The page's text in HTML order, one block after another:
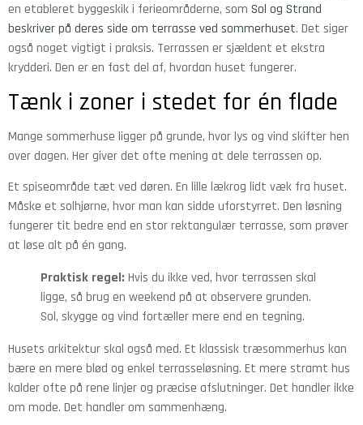
en etableret byggeskik i ferieområderne, som Sol og Strand
beskriver på deres side om terrasse ved sommerhuset. Det siger
også noget vigtigt i praksis. Terrassen er sjældent et ekstra
krydderi. Den er en fast del af, hvordan huset fungerer.
Tænk i zoner i stedet for én flade
Mange sommerhuse ligger på grunde, hvor lys og vind skifter hen
over dagen. Her giver det ofte mening at dele terrassen op.
Et spiseområde tæt ved døren. En lille lækrog lidt væk fra huset.
Måske et solhjørne, hvor man kan sidde uforstyrret. Den løsning
fungerer tit bedre end en stor rektangulær terrasse, som prøver
at løse alt på én gang.
Praktisk regel: Hvis du ikke ved, hvor terrassen skal
ligge, så brug en weekend på at observere grunden.
Sol, skygge og vind fortæller mere end en tegning.
Husets arkitektur skal også med. Et klassisk træsommerhus kan
bære en mere blød og enkel terrasseløsning. Et mere stramt hus
kalder ofte på rene linjer og præcise afslutninger. Det handler ikke
om mode. Det handler om sammenhæng.